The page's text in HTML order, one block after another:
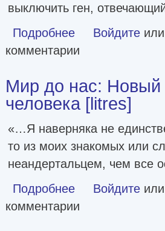
выключить ген,
Подробнее о Люди. По следам
Войдите или
комментарии
Мир до нас: Новый
человека [litres]
«…Я наверняка не
то из моих знакомых или
неандертальцем, чем все
Подробнее о Мир до нас: Новый
Войдите или
комментарии